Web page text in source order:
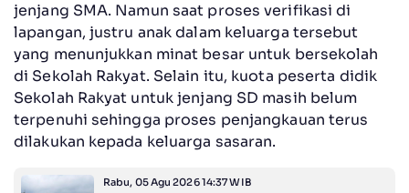
jenjang SMA. Namun saat proses verifikasi di
lapangan, justru anak dalam keluarga tersebut
yang menunjukkan minat besar untuk bersekolah
di Sekolah Rakyat. Selain itu, kuota peserta didik
Sekolah Rakyat untuk jenjang SD masih belum
terpenuhi sehingga proses penjangkauan terus
dilakukan kepada keluarga sasaran.
Rabu, 05 Agu 2026 14:37 WIB